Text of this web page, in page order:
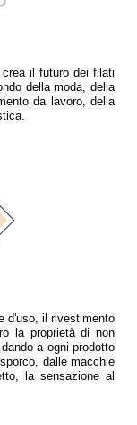
il futuro dei filati
della moda, della
da lavoro, della
d'uso, il rivestimento
la proprietà di non
a ogni prodotto
dalle macchie
la sensazione al